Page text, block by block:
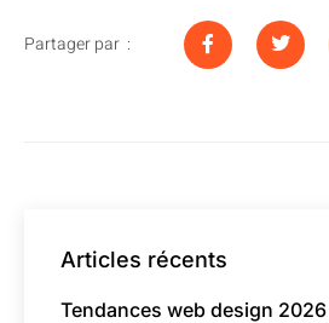
Partager par :
Articles récents
Tendances web design